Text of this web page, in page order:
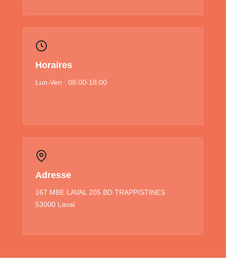
Horaires
Lun-Ven : 08:00-18:00
Adresse
167 MBE LAVAL 205 BD TRAPPISTINES
53000 Laval